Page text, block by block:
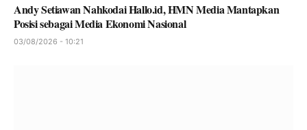
Andy Setiawan Nahkodai Hallo.id, HMN Media Mantapkan
Posisi sebagai Media Ekonomi Nasional
03/08/2026 - 10:21